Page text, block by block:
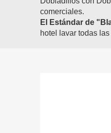
comerciales.
El Estándar de
hotel lavar todas